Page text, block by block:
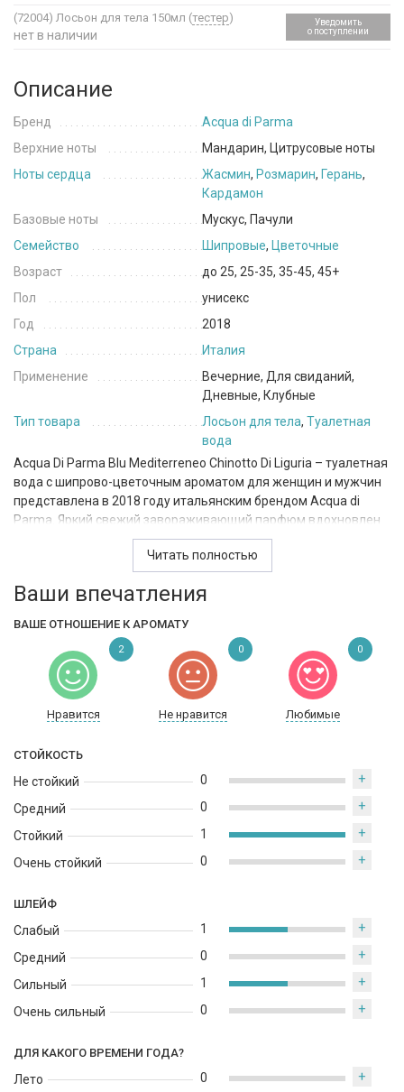
(72004) Лосьон для тела 150мл (тестер)
нет в наличии
Уведомить
о поступлении
Описание
Бренд
Acqua di Parma
Верхние ноты
Мандарин, Цитрусовые ноты
Ноты сердца
Жасмин, Розмарин, Герань,
Кардамон
Базовые ноты
Мускус, Пачули
Семейство
Шипровые, Цветочные
Возраст
до 25, 25-35, 35-45, 45+
Пол
унисекс
Год
2018
Страна
Италия
Применение
Вечерние, Для свиданий,
Дневные, Клубные
Тип товара
Лосьон для тела, Туалетная
вода
Acqua Di Parma Blu Mediterreneo Chinotto Di Liguria – туалетная
вода с шипрово-цветочным ароматом для женщин и мужчин
представлена в 2018 году итальянским брендом Acqua di
Parma. Яркий свежий завораживающий парфюм вдохновлен
солнечной летней утренней прогулкой по цветущим
мандариновым садам прибрежной итальянской Лигурии и
ароматом самого редкого и дорогого вида цитрусов - Chinotto,
называемого горько-сладким сокровищем Италии. Сладким
цитрусового, чуть одеколонного, кардамона, зеленым
оттенком герани, цветочного акцента изысканного жасмина и
горько-пряным мягким хвойным запахом розмарина. Шлейф
парфюма Acqua di Parma Chinotto Di Liguria струится
земляным аккордом пачули.
Читать полностью
Ваши впечатления
ВАШЕ ОТНОШЕНИЕ К АРОМАТУ
Нравится Не нравится Любимые
2 0 0
СТОЙКОСТЬ
Не стойкий
Средний
Стойкий
Очень стойкий
0 +
0 +
1 +
0 +
ШЛЕЙФ
Слабый
Средний
Сильный
Очень сильный
1 +
0 +
1 +
0 +
ДЛЯ КАКОГО ВРЕМЕНИ ГОДА?
Лето 0 +